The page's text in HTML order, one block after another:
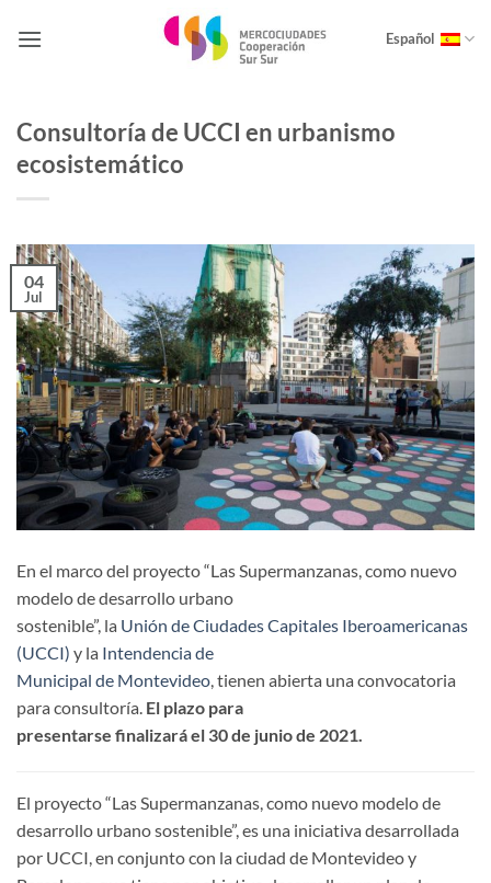
Español
Consultoría de UCCI en urbanismo
ecosistemático
04
Jul
En el marco del proyecto “Las Supermanzanas, como nuevo
modelo de desarrollo urbano
sostenible”, la Unión de Ciudades Capitales Iberoamericanas
(UCCI) y la Intendencia de
Municipal de Montevideo, tienen abierta una convocatoria
para consultoría. El plazo para
presentarse finalizará el 30 de junio de 2021.
El proyecto “Las Supermanzanas, como nuevo modelo de
desarrollo urbano sostenible”, es una iniciativa desarrollada
por UCCI, en conjunto con la ciudad de Montevideo y